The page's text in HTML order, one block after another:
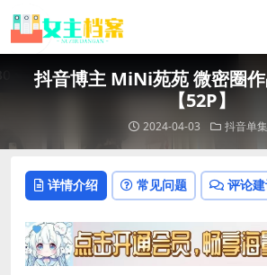
抖音博主 MiNi苑苑 微密圈
【52P】
2024-04-03 抖音单集
详情介绍 常见问题 评论